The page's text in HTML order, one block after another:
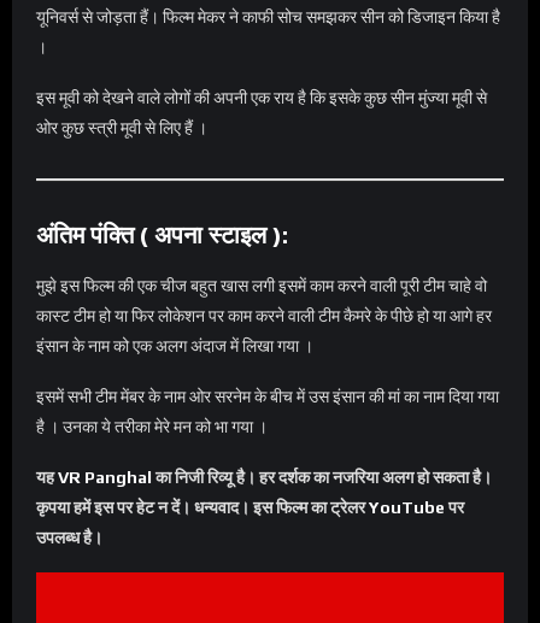
यूनिवर्स से जोड़ता हैं। फिल्म मेकर ने काफी सोच समझकर सीन को डिजाइन किया है
।
इस मूवी को देखने वाले लोगों की अपनी एक राय है कि इसके कुछ सीन मुंज्या मूवी से
ओर कुछ स्त्री मूवी से लिए हैं ।
अंतिम पंक्ति ( अपना स्टाइल ):
मुझे इस फिल्म की एक चीज बहुत खास लगी इसमें काम करने वाली पूरी टीम चाहे वो
कास्ट टीम हो या फिर लोकेशन पर काम करने वाली टीम कैमरे के पीछे हो या आगे हर
इंसान के नाम को एक अलग अंदाज में लिखा गया ।
इसमें सभी टीम मेंबर के नाम ओर सरनेम के बीच में उस इंसान की मां का नाम दिया गया
है । उनका ये तरीका मेरे मन को भा गया ।
यहVR Panghalका निजी रिव्यू है। हर दर्शक का नजरिया अलग हो सकता है।
कृपया हमें इस पर हेट न दें। धन्यवाद। इस फिल्म का ट्रेलरYouTubeपर
उपलब्ध है।